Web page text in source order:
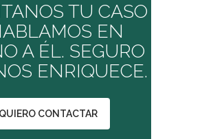
TU CASO
EN
A ÉL. SEGURO
ENRIQUECE.
QUIERO CONTACTAR